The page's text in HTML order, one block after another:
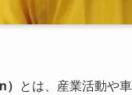
とは、産業活動や